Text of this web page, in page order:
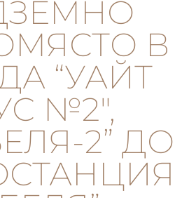
В
“УАЙТ
№2″,
2” ДО